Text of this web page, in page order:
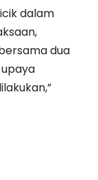
dalam
dua